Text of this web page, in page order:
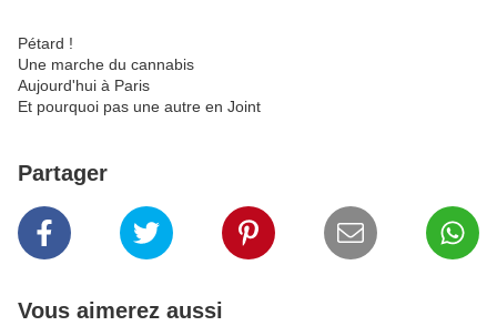
Pétard !
Une marche du cannabis
Aujourd'hui à Paris
Et pourquoi pas une autre en Joint
Partager
Vous aimerez aussi